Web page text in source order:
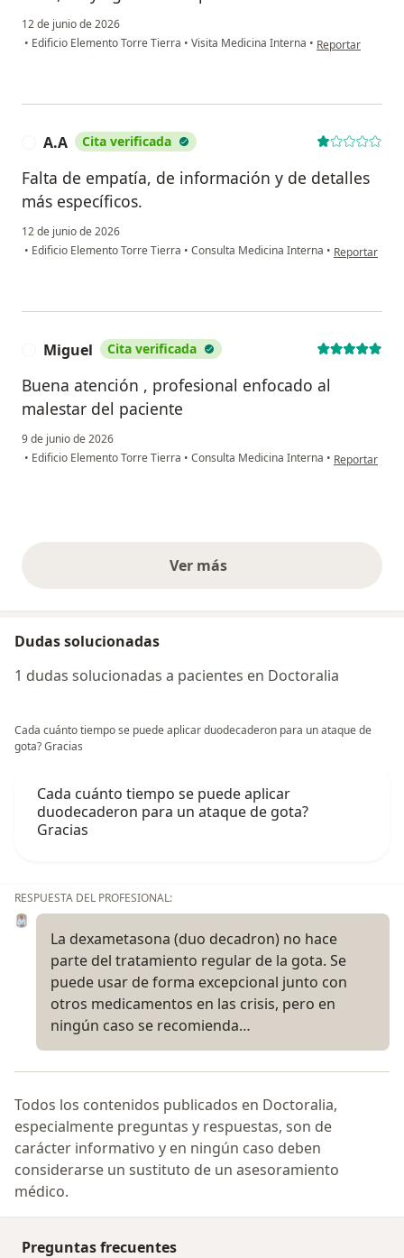
12 de junio de 2026
• Edificio Elemento Torre Tierra • Visita Medicina Interna • en opinión del
Reportar
A.A Cita verificada
Falta de empatía, de información y de detalles
más específicos.
12 de junio de 2026
• Edificio Elemento Torre Tierra • Consulta Medicina Interna • en opinión
Reportar
Miguel Cita verificada
Buena atención , profesional enfocado al
malestar del paciente
9 de junio de 2026
• Edificio Elemento Torre Tierra • Consulta Medicina Interna • en opinión
Reportar
Ver másopiniones anteriores
Dudas solucionadas
1 dudas solucionadas a pacientes en Doctoralia
Cada cuánto tiempo se puede aplicar duodecaderon para un ataque de
gota? Gracias
Cada cuánto tiempo se puede aplicar
duodecaderon para un ataque de gota?
Gracias
RESPUESTA DEL PROFESIONAL:
La dexametasona (duo decadron) no hace
parte del tratamiento regular de la gota. Se
puede usar de forma excepcional junto con
otros medicamentos en las crisis, pero en
ningún caso se recomienda…
Todos los contenidos publicados en Doctoralia,
especialmente preguntas y respuestas, son de
carácter informativo y en ningún caso deben
considerarse un sustituto de un asesoramiento
médico.
Preguntas frecuentes